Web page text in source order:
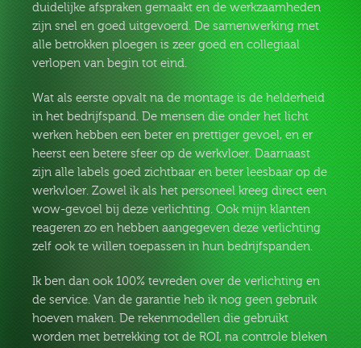
duidelijke afspraken gemaakt en de werkzaamheden
zijn snel en goed uitgevoerd. De samenwerking met
alle betrokken ploegen is zeer goed en collegiaal
verlopen van begin tot eind.
Wat als eerste opvalt na de montage is de helderheid
in het bedrijfspand. De mensen die onder het licht
werken hebben een beter en prettiger gevoel, en er
heerst een betere sfeer op de werkvloer. Daarnaast
zijn alle labels goed zichtbaar en beter leesbaar op de
werkvloer. Zowel ik als het personeel kreeg direct een
wow-gevoel bij deze verlichting. Ook mijn klanten
reageren zo en hebben aangegeven deze verlichting
zelf ook te willen toepassen in hun bedrijfspanden.
Ik ben dan ook 100% tevreden over de verlichting en
de service. Van de garantie heb ik nog geen gebruik
hoeven maken. De rekenmodellen die gebruikt
worden met betrekking tot de ROI, na controle bleken